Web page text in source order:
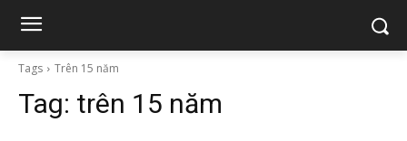
Tags Trên 15 năm
Tag: trên 15 năm